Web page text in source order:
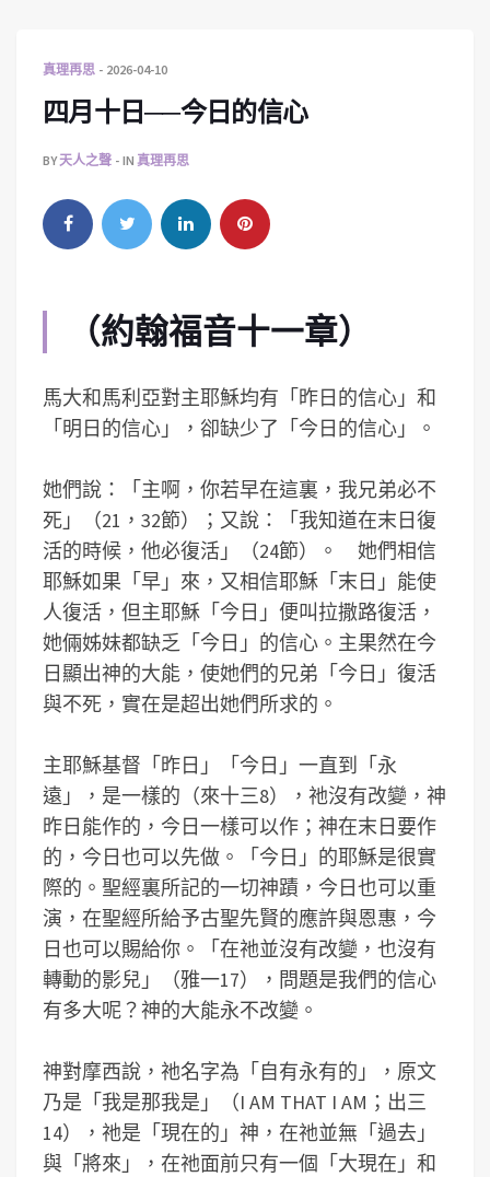
真理再思 2026-04-10
四月十日──今日的信心
BY天人之聲 IN 真理再思
（約翰福音十一章）
馬大和馬利亞對主耶穌均有「昨日的信心」和
「明日的信心」，卻缺少了「今日的信心」。
她們說：「主啊，你若早在這裏，我兄弟必不
死」（21，32節）；又說：「我知道在末日復
活的時候，他必復活」（24節）。 她們相信
耶穌如果「早」來，又相信耶穌「末日」能使
人復活，但主耶穌「今日」便叫拉撒路復活，
她倆姊妹都缺乏「今日」的信心。主果然在今
日顯出神的大能，使她們的兄弟「今日」復活
與不死，實在是超出她們所求的。
主耶穌基督「昨日」「今日」一直到「永
遠」，是一樣的（來十三8），祂沒有改變，神
昨日能作的，今日一樣可以作；神在末日要作
的，今日也可以先做。「今日」的耶穌是很實
際的。聖經裏所記的一切神蹟，今日也可以重
演，在聖經所給予古聖先賢的應許與恩惠，今
日也可以賜給你。「在祂並沒有改變，也沒有
轉動的影兒」（雅一17），問題是我們的信心
有多大呢？神的大能永不改變。
神對摩西說，祂名字為「自有永有的」，原文
乃是「我是那我是」（I AM THAT I AM；出三
14），祂是「現在的」神，在祂並無「過去」
與「將來」，在祂面前只有一個「大現在」和